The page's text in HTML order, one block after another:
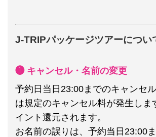
J-TRIPパッケージツアーについ
❶ キャンセル・名前の変更
予約日当日23:00までのキャンセ
は規定のキャンセル料が発生しま
イント還元されます。
お名前の誤りは、予約当日23:00